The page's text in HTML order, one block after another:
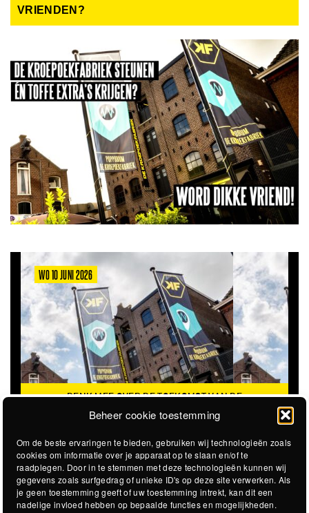
Beheer cookie toestemming
Om de beste ervaringen te bieden, gebruiken wij technologieën zoals
cookies om informatie over je apparaat op te slaan en/of te
raadplegen. Door in te stemmen met deze technologieën kunnen wij
gegevens zoals surfgedrag of unieke ID's op deze site verwerken. Als
je geen toestemming geeft of uw toestemming intrekt, kan dit een
nadelige invloed hebben op bepaalde functies en mogelijkheden.
VRIENDEN?
WO 10 JUNI 2026
DENK MEE OVER DE TOEKOMST VAN DE
KROEPOEKFABRIEK